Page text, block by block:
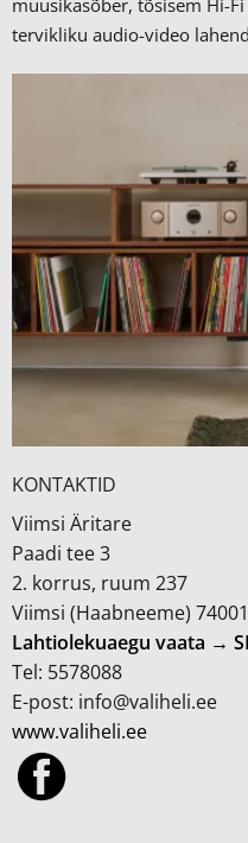
muusikasõber, tõsisem Hi-
tervikliku audio-video
KONTAKTID
Viimsi Äritare
Paadi tee 3
2. korrus, ruum 237
Viimsi (Haabneeme) 74001
Lahtiolekuaegu vaata →
Tel: 5578088
E-post: info@valiheli.ee
www.valiheli.ee